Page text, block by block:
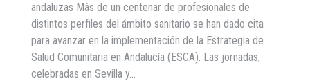
andaluzas Más de un centenar de profesionales de
distintos perfiles del ámbito sanitario se han dado cita
para avanzar en la implementación de la Estrategia de
Salud Comunitaria en Andalucía (ESCA). Las jornadas,
celebradas en Sevilla y…